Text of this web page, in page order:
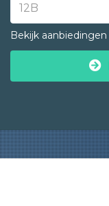
Bekijk aanbiedingen